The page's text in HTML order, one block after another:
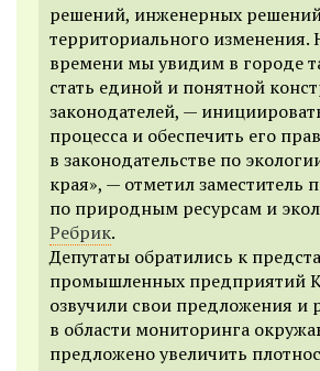
решений, инженерных
территориального
времени мы увидим в городе
стать единой и понятной
законодателей, —
процесса и обеспечить его
в законодательстве по
края», — отметил заместитель
по природным ресурсам и
Ребрик.
Депутаты обратились к
промышленных предприятий
озвучили свои предложения и
в области мониторинга
предложено увеличить